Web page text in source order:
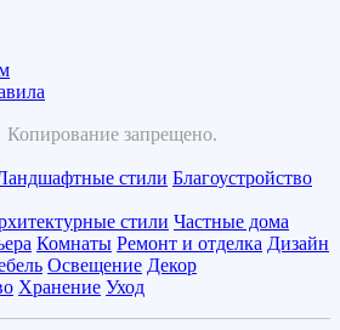
Копирование запрещено.
стили Благоустройство
стили Частные дома
Комнаты Ремонт и отделка Дизайн
Освещение Декор
Хранение Уход